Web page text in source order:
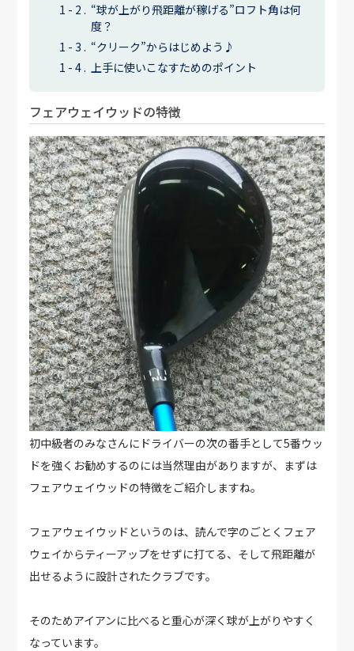
“球が上がり飛距離が稼げる”ロフト角は何
度？
“クリーク”からはじめよう♪
上手に使いこなすためのポイント
フェアウェイウッドの特徴
初中級者のみなさんにドライバーの次の番手として5番ウッ
ドを強くお勧めするのには当然理由がありますが、まずは
フェアウェイウッドの特徴をご紹介しますね。
フェアウェイウッドというのは、読んで字のごとくフェア
ウェイからティーアップをせずに打てる、そして飛距離が
出せるように設計されたクラブです。
そのためアイアンに比べると重心が深く球が上がりやすく
なっています。